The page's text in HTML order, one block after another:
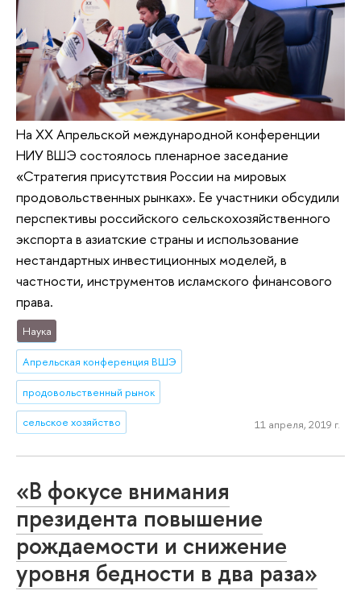
На XX Апрельской международной конференции
НИУ ВШЭ состоялось пленарное заседание
«Стратегия присутствия России на мировых
продовольственных рынках». Ее участники обсудили
перспективы российского сельскохозяйственного
экспорта в азиатские страны и использование
нестандартных инвестиционных моделей, в
частности, инструментов исламского финансового
права.
Наука
Апрельская конференция ВШЭ
продовольственный рынок
сельское хозяйство 11 апреля, 2019 г.
«В фокусе внимания
президента повышение
рождаемости и снижение
уровня бедности в два раза»